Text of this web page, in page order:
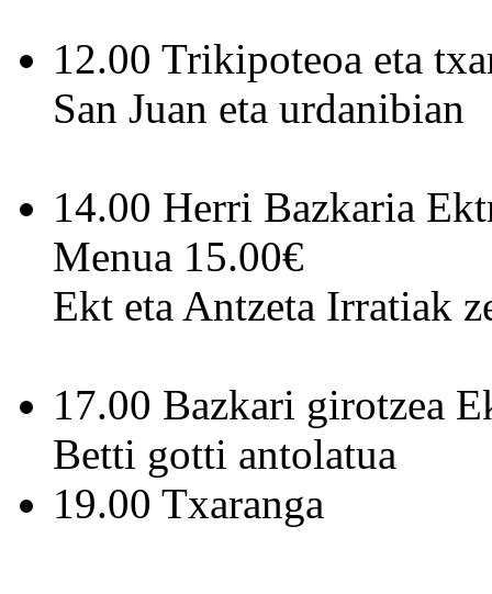
12.00 Trikipoteoa eta
San Juan eta urdanibian
14.00 Herri Bazkaria
Menua 15.00€
Ekt eta Antzeta Irratiak
17.00 Bazkari girotzea
Betti gotti antolatua
19.00 Txaranga